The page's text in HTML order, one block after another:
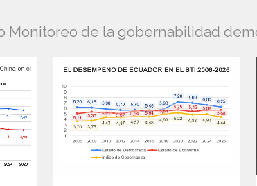
Monitoreo de la gobernabilidad